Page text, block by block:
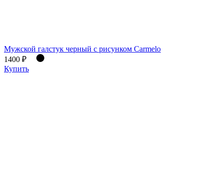
Мужской галстук черный с рисунком Carmelo
1400 ₽
Купить